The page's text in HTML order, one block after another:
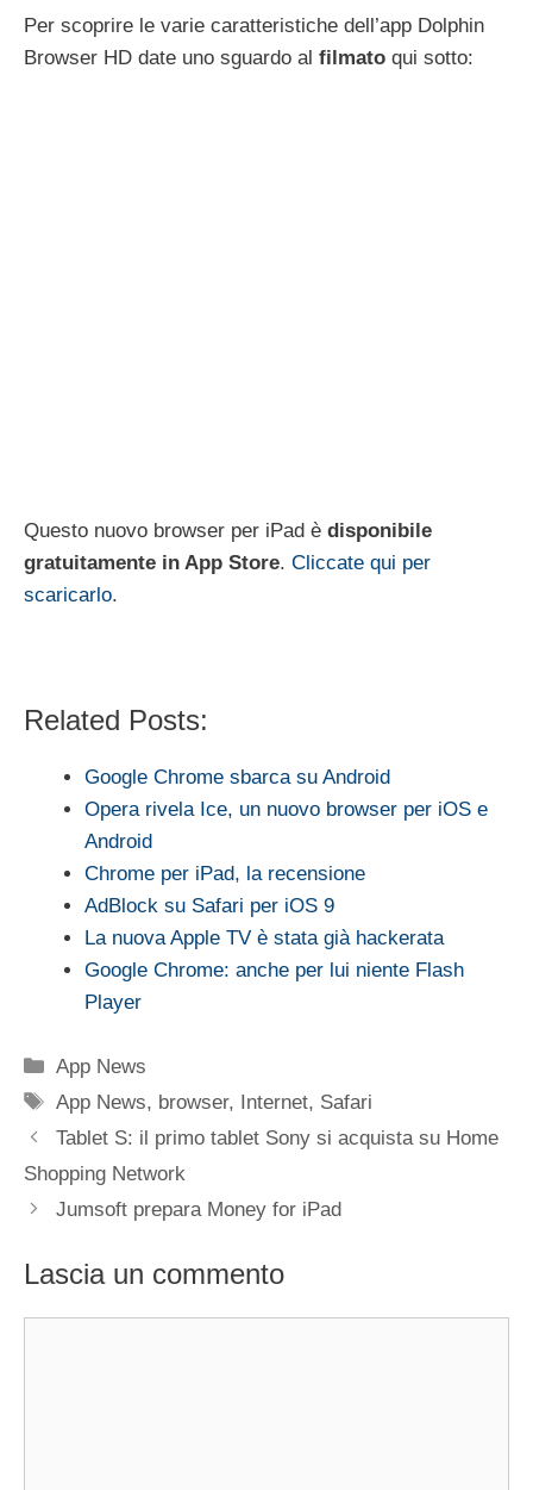
Per scoprire le varie caratteristiche dell’app Dolphin
Browser HD date uno sguardo al filmato qui sotto:
Questo nuovo browser per iPad è disponibile
gratuitamente in App Store. Cliccate qui per
scaricarlo.
Related Posts:
Google Chrome sbarca su Android
Opera rivela Ice, un nuovo browser per iOS e
Android
Chrome per iPad, la recensione
AdBlock su Safari per iOS 9
La nuova Apple TV è stata già hackerata
Google Chrome: anche per lui niente Flash
Player
Categorie
App News
Tag
App News, browser, Internet, Safari
Tablet S: il primo tablet Sony si acquista su Home
Shopping Network
Jumsoft prepara Money for iPad
Lascia un commento